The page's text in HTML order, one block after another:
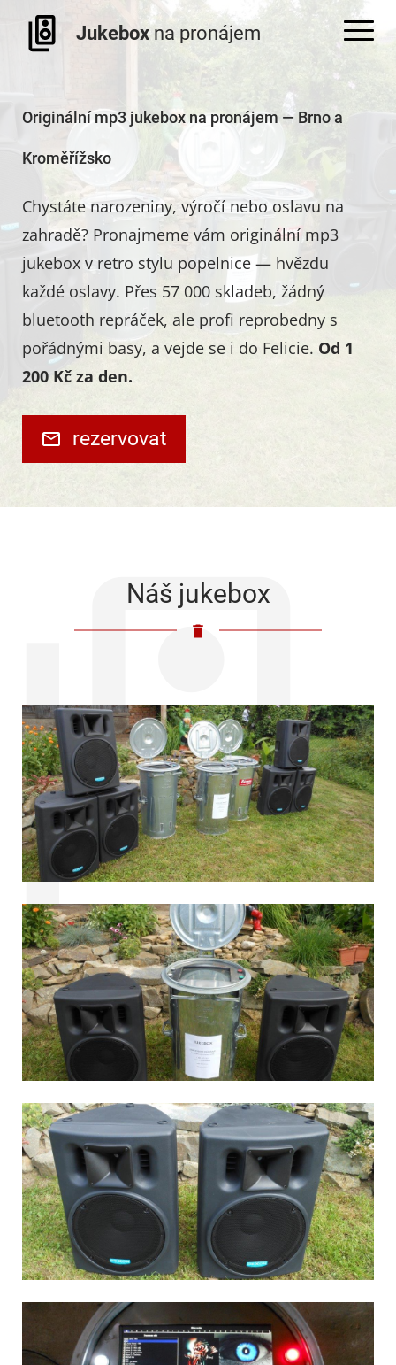
Jukebox na pronájem
Originální mp3 jukebox na pronájem — Brno a
Kroměřížsko
Chystáte narozeniny, výročí nebo oslavu na
zahradě? Pronajmeme vám originální mp3
jukebox v retro stylu popelnice — hvězdu
každé oslavy. Přes 57 000 skladeb, žádný
bluetooth repráček, ale profi reprobedny s
pořádnými basy, a vejde se i do Felicie. Od 1
200 Kč za den.
rezervovat
Náš jukebox